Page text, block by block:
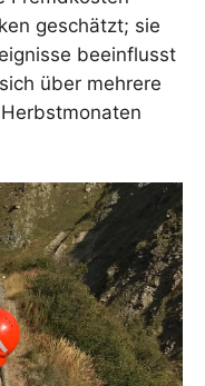
geschätzt; sie
beeinflusst
über mehrere